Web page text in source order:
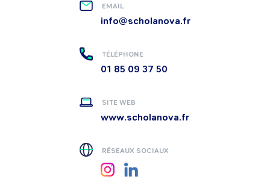
EMAIL
info@scholanova.fr
TÉLÉPHONE
01 85 09 37 50‬
SITE WEB
www.scholanova.fr
RÉSEAUX SOCIAUX